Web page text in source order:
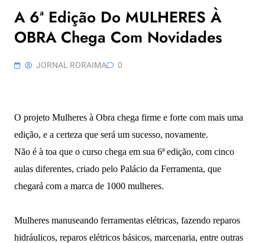
A 6ª Edição Do MULHERES À
OBRA Chega Com Novidades
JORNAL RORAIMA 0
O projeto Mulheres à Obra chega firme e forte com mais uma
edição, e a certeza que será um sucesso, novamente.
Não é à toa que o curso chega em sua 6ª edição, com cinco
aulas diferentes, criado pelo Palácio da Ferramenta, que
chegará com a marca de 1000 mulheres.
Mulheres manuseando ferramentas elétricas, fazendo reparos
hidráulicos, reparos elétricos básicos, marcenaria, entre outras